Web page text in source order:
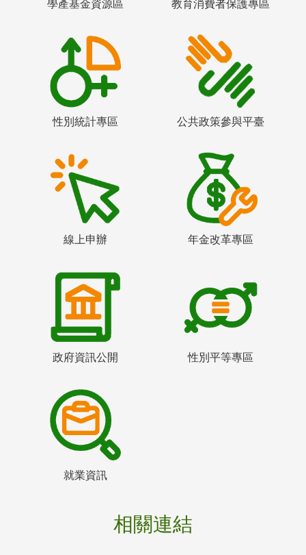
學產基金資源區 教育消費者保護專區
性別統計專區 公共政策參與平臺
線上申辦 年金改革專區
政府資訊公開 性別平等專區
就業資訊
相關連結